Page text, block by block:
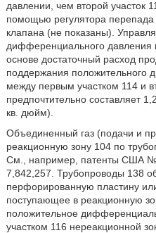
давлении, чем второй участок
помощью регулятора
клапана (не показаны).
дифференциального давления
основе достаточный расход
поддержания положительного
между первым участком 114 и
предпочтительно составляет
кв. дюйм).
Объединенный газ (подачи и
реакционную зону 104 по
См., например, патенты США
7,842,257. Трубопроводы 138
перфорированную пластину
поступающее в реакционную
положительное
участком 116 нереакционной